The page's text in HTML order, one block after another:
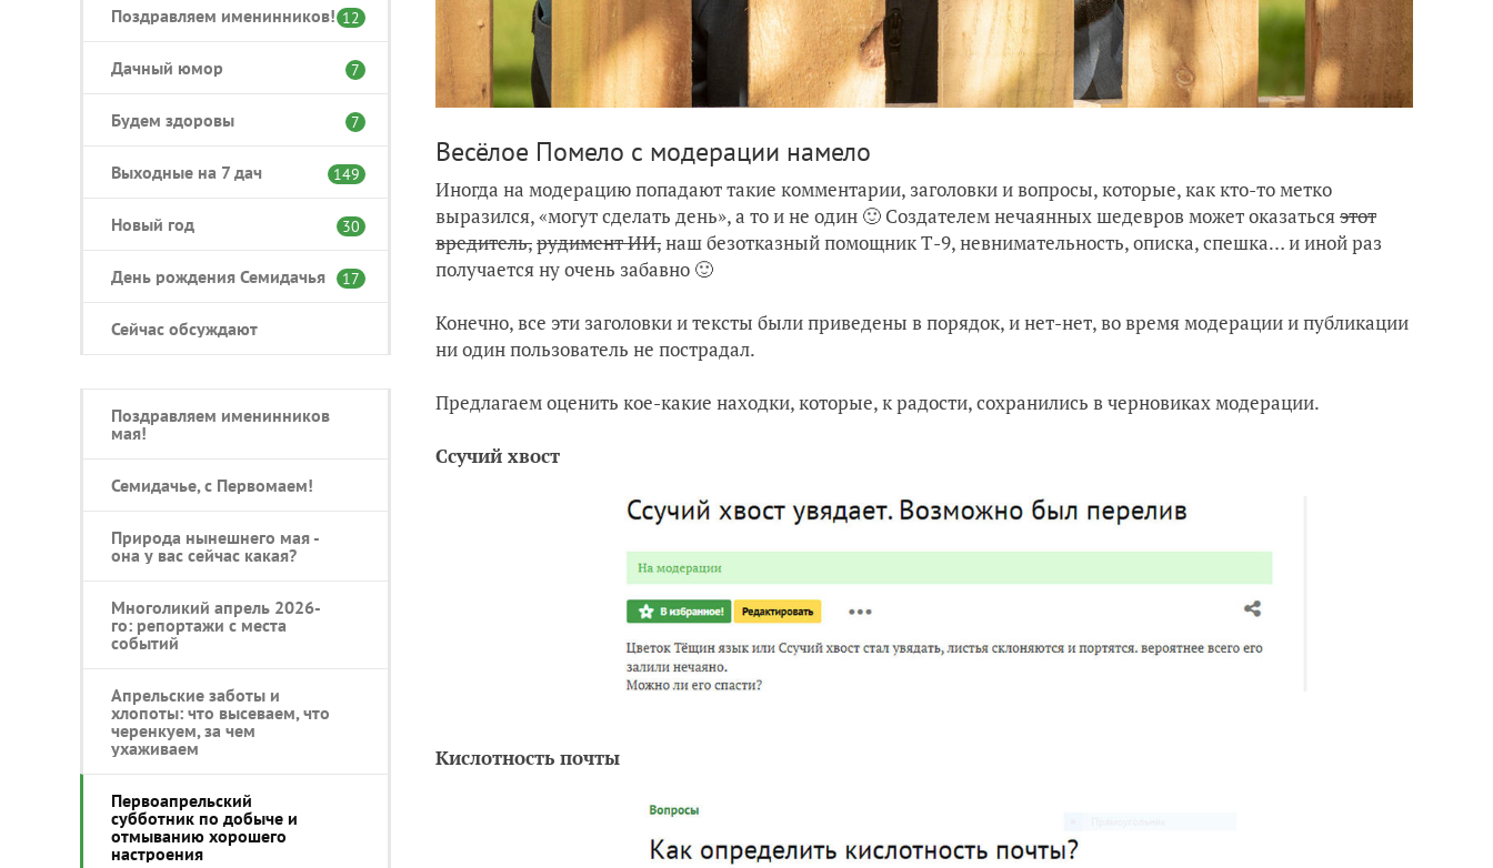
Поздравляем именинников! 12
Дачный юмор 7
Будем здоровы 7
Выходные на 7 дач 149
Новый год 30
День рождения Семидачья 17
Сейчас обсуждают
Поздравляем именинников
мая!
Семидачье, с Первомаем!
Природа нынешнего мая -
она у вас сейчас какая?
Многоликий апрель 2026-
го: репортажи с места
событий
Апрельские заботы и
хлопоты: что высеваем, что
черенкуем, за чем
ухаживаем
Первоапрельский
субботник по добыче и
отмыванию хорошего
настроения
Весёлое Помело с модерации намело
Иногда на модерацию попадают такие комментарии, заголовки и вопросы, которые, как кто-то метко
выразился, «могут сделать день», а то и не один 🙂 Создателем нечаянных шедевров может оказатьсяэтот
вредитель,рудимент ИИ,наш безотказный помощник Т-9, невнимательность, описка, спешка… и иной раз
получается ну очень забавно 🙂
Конечно, все эти заголовки и тексты были приведены в порядок, и нет-нет, во время модерации и публикации
ни один пользователь не пострадал.
Предлагаем оценить кое-какие находки, которые, к радости, сохранились в черновиках модерации.
Ссучий хвост
Кислотность почты